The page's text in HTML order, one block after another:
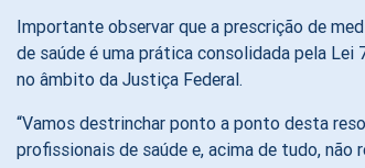
Importante observar que a prescrição de
de saúde é uma prática consolidada pela
no âmbito da Justiça Federal.
“Vamos destrinchar ponto a ponto desta
profissionais de saúde e, acima de tudo,